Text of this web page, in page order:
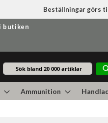
Beställningar görs
butiken
Ammunition